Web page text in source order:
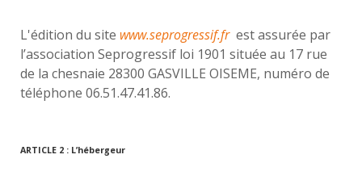
L'édition du site www.seprogressif.frest assurée par
l’association Seprogressif loi 1901 située au 17 rue
de la chesnaie 28300 GASVILLE OISEME, numéro de
téléphone 06.51.47.41.86.
ARTICLE 2 : L’hébergeur